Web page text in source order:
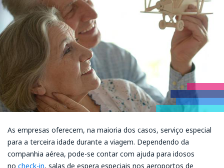
As empresas oferecem, na maioria dos casos, serviço especial
para a terceira idade durante a viagem. Dependendo da
companhia aérea, pode-se contar com ajuda para idosos
no check-in, salas de espera especiais nos aeroportos de